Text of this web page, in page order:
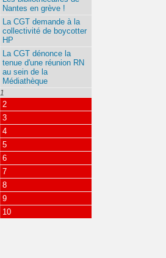
Nantes en grève !
La CGT demande à la
collectivité de boycotter
HP
La CGT dénonce la
tenue d'une réunion RN
au sein de la
Médiathèque
1
2
3
4
5
6
7
8
9
10